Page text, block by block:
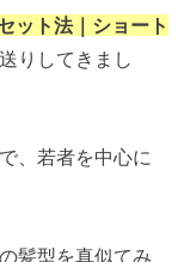
ット法｜ショート
りしてきまし
、若者を中心に
髪型を真似てみ